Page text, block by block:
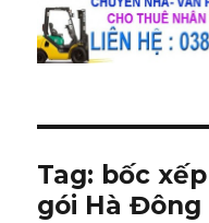
Tag: bốc
gói Hà Đông